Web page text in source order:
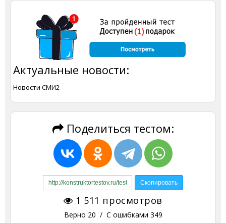
Актуальные новости:
Новости СМИ2
Поделиться тестом:
1 511 просмотров
Верно 20 / С ошибками 349